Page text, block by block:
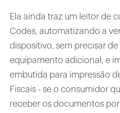
Ela ainda traz um leitor de
Codes, automatizando a
dispositivo, sem precisar
equipamento adicional, e
embutida para impressão
Fiscais - se o consumidor
receber os documentos